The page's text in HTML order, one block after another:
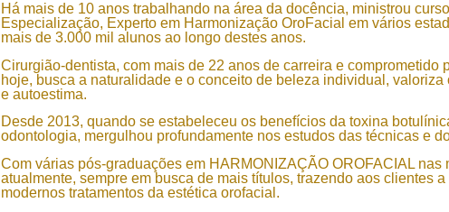
Há mais de 10 anos trabalhando na área da docência, ministrou
Especialização, Experto em Harmonização OroFacial em vários
mais de 3.000 mil alunos ao longo destes anos.
Cirurgião-dentista, com mais de 22 anos de carreira e comprometido
hoje, busca a naturalidade e o conceito de beleza individual,
e autoestima.
Desde 2013, quando se estabeleceu os benefícios da toxina
odontologia, mergulhou profundamente nos estudos das técnicas e
Com várias pós-graduações em HARMONIZAÇÃO OROFACIAL nas
atualmente, sempre em busca de mais títulos, trazendo aos clientes
modernos tratamentos da estética orofacial.